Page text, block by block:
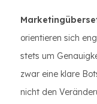
orientieren sich
stets um
zwar eine klare
nicht den